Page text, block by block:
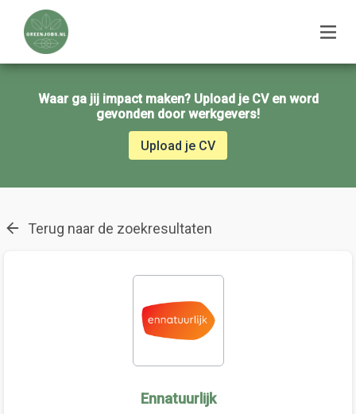
Waar ga jij impact maken? Upload je CV en word
gevonden door werkgevers!
Upload je CV
Terug naar de zoekresultaten
Ennatuurlijk